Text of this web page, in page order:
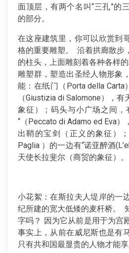
面顶层，有两个名叫“三孔”的
的部分。
在这座建筑里，你可以欣赏到
格的重要雕塑。 沿着拱廊散步
的柱头，上面雕刻着各种各样
雕塑群，塑造出圣经人物形象
能：在纸门（Porta della Carta
（Giustizia di Salomone），
象征）；码头与小广场之间，
“（Peccato di Adamo ed Eva
出鞘的宝剑（正义的象征）
Paglia ）的一边有“诺亚醉酒
天使长拉斐尔（商贸的象征）。
小花絮：在斯拉夫人堤岸的一
纪所建的宽大低矮的麦杆桥。
字吗？ 因为它从前是用于为宫
事实上，从前在威尼斯也是有
只有共和国最显贵的人物才能享